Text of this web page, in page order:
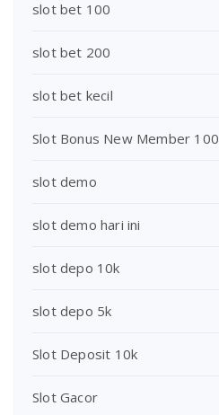
slot bet 100
slot bet 200
slot bet kecil
Slot Bonus New Member 100
slot demo
slot demo hari ini
slot depo 10k
slot depo 5k
Slot Deposit 10k
Slot Gacor